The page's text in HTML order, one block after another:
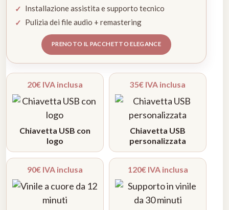
Installazione assistita e supporto tecnico
Pulizia dei file audio + remastering
PRENOTO IL PACCHETTO ELEGANCE
20€ IVA inclusa
Chiavetta USB con
logo
35€ IVA inclusa
Chiavetta USB
personalizzata
90€ IVA inclusa 120€ IVA inclusa